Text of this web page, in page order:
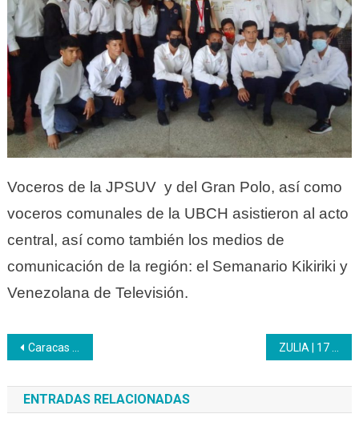
Voceros de la JPSUV y del Gran Polo, así como
voceros comunales de la UBCH asistieron al acto
central, así como también los medios de
comunicación de la región: el Semanario Kikiriki y
Venezolana de Televisión.
Navegación
de
entradas
Caracas | Inces conforma en todo el país los Comité Feministas
ENTRADAS RELACIONADAS